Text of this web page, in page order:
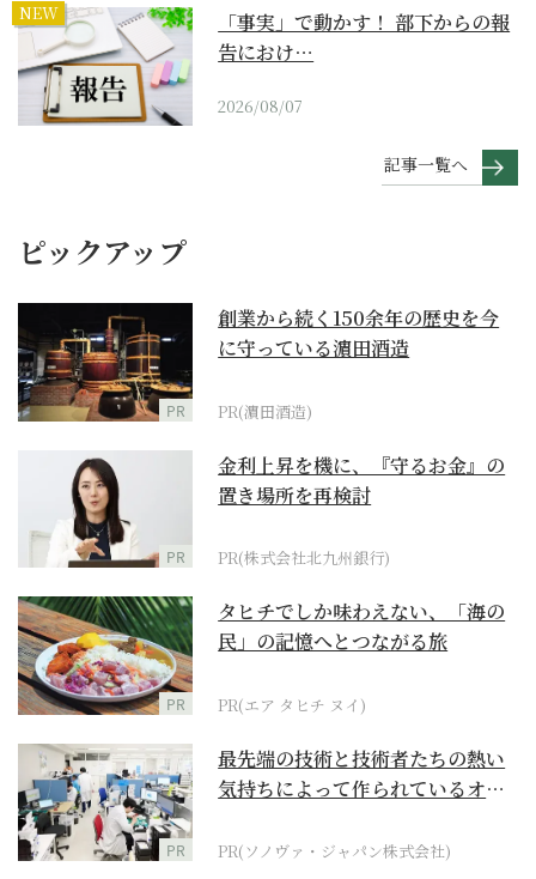
NEW
「事実」で動かす！ 部下からの報
告におけ…
2026/08/07
記事一覧へ
ピックアップ
PR
創業から続く150余年の歴史を今
に守っている濵田酒造
PR(濵田酒造)
PR
金利上昇を機に、『守るお金』の
置き場所を再検討
PR(株式会社北九州銀行)
PR
タヒチでしか味わえない、「海の
民」の記憶へとつながる旅
PR(エア タヒチ ヌイ)
PR
最先端の技術と技術者たちの熱い
気持ちによって作られているオー
PR(ソノヴァ・ジャパン株式会社)